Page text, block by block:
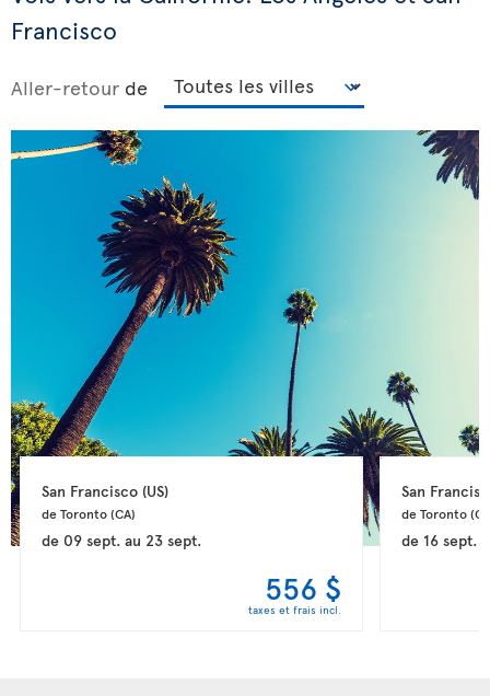
Francisco
Aller-retour de
San Francisco (US)
de Toronto (CA)
de 09 sept.au 23 sept.
556 $
taxes et frais incl.
San
de Toronto
de 16 sept.